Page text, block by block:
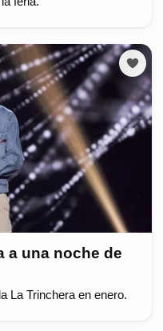
a una noche de
La Trinchera en enero.